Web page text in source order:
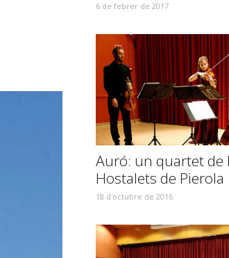
6 de febrer de 2017
Auró: un quartet de
Hostalets de Pierola
18 d'octubre de 2016